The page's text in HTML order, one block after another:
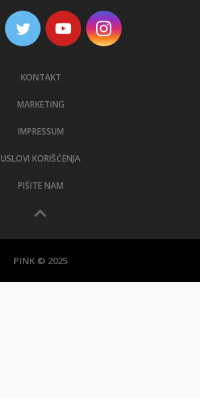
KONTAKT
MARKETING
IMPRESSUM
USLOVI KORIŠĆENJA
PIŠITE NAM
PINK © 2025